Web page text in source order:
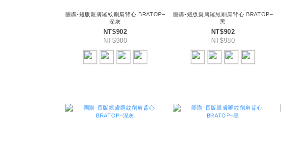
團購-短版親膚羅紋削肩背心 BRATOP–
深灰
NT$902
NT$980
團購-短版親膚羅紋削肩背心 BRATOP–
黑
NT$902
NT$980